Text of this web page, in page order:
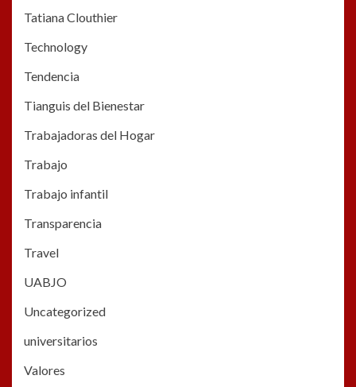
Tatiana Clouthier
Technology
Tendencia
Tianguis del Bienestar
Trabajadoras del Hogar
Trabajo
Trabajo infantil
Transparencia
Travel
UABJO
Uncategorized
universitarios
Valores